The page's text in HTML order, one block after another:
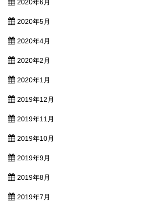
2020年6月
2020年5月
2020年4月
2020年2月
2020年1月
2019年12月
2019年11月
2019年10月
2019年9月
2019年8月
2019年7月